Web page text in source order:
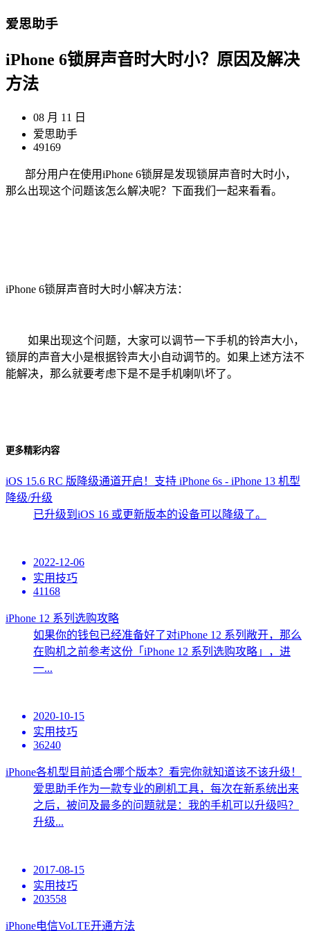
爱思助手
iPhone 6锁屏声音时大时小？原因及解决
方法
08 月 11 日
爱思助手
49169
部分用户在使用iPhone 6锁屏是发现锁屏声音时大时小，
那么出现这个问题该怎么解决呢？下面我们一起来看看。
iPhone 6锁屏声音时大时小解决方法：
如果出现这个问题，大家可以调节一下手机的铃声大小，
锁屏的声音大小是根据铃声大小自动调节的。如果上述方法不
能解决，那么就要考虑下是不是手机喇叭坏了。
更多精彩内容
iOS 15.6 RC 版降级通道开启！支持 iPhone 6s - iPhone 13 机型
降级/升级
已升级到iOS 16 或更新版本的设备可以降级了。
2022-12-06
实用技巧
41168
iPhone 12 系列选购攻略
如果你的钱包已经准备好了对iPhone 12 系列敞开，那么
在购机之前参考这份「iPhone 12 系列选购攻略」，进
一...
2020-10-15
实用技巧
36240
iPhone各机型目前适合哪个版本？看完你就知道该不该升级！
爱思助手作为一款专业的刷机工具，每次在新系统出来
之后，被问及最多的问题就是：我的手机可以升级吗？
升级...
2017-08-15
实用技巧
203558
iPhone电信VoLTE开通方法